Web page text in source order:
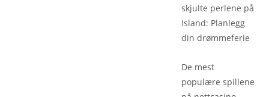
skjulte perlene på
Island: Planlegg
din drømmeferie
De mest
populære spillene